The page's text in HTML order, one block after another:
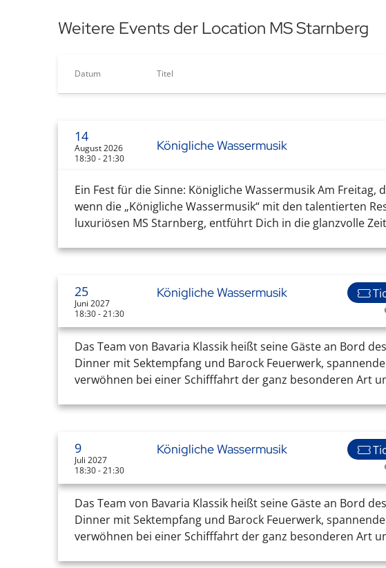
Weitere Events der Location MS Starnberg
Datum Titel
14
August 2026
18:30 - 21:30
Königliche Wassermusik
Ein Fest für die Sinne: Königliche Wassermusik Am
wenn die „Königliche Wassermusik“ mit den talentierten
luxuriösen MS Starnberg, entführt Dich in die glanzvolle
25
Juni 2027
18:30 - 21:30
Königliche Wassermusik
Das Team von Bavaria Klassik heißt seine Gäste an Bord
Dinner mit Sektempfang und Barock Feuerwerk,
verwöhnen bei einer Schifffahrt der ganz besonderen Art
9
Juli 2027
18:30 - 21:30
Königliche Wassermusik
Das Team von Bavaria Klassik heißt seine Gäste an Bord
Dinner mit Sektempfang und Barock Feuerwerk,
verwöhnen bei einer Schifffahrt der ganz besonderen Art